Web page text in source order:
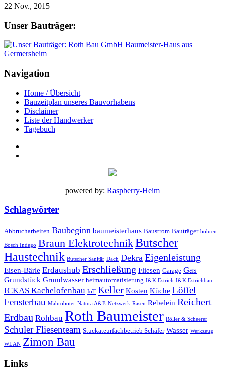
22 Nov., 2015
Unser Bauträger:
Navigation
Home / Übersicht
Bauzeitplan unseres Bauvorhabens
Disclaimer
Liste der Handwerker
Tagebuch
powered by: Raspberry-Heim
Schlagwörter
Abbrucharbeiten Baubeginn baumeisterhaus Baustrom Bauträger bohren
Bosch Indego Braun ElektrotechnikButscher
Haustechnik Butscher Sanitär Dach Dekra Eigenleistung
Eisen-Bärle Erdaushub Erschließung Fliesen Garage Gas
Grundstück Grundwasser heimautomatisierung I&K Estrich I&K Estrichbau
ICKAS Kachelofenbau IoT Keller Kosten Küche Löffel
Fensterbau Mähroboter Natura A&E Netzwerk Rasen Rebelein Reichert
Erdbau Rohbau Roth Baumeister Röller & Scheerer
Schuler Fliesenteam Stuckateurfachbetrieb Schäfer Wasser Werkzeug
WLAN Zimon Bau
Links